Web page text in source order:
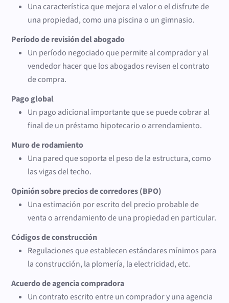
Una característica que mejora el valor o el disfrute de
una propiedad, como una piscina o un gimnasio.
Período de revisión del abogado
Un período negociado que permite al comprador y al
vendedor hacer que los abogados revisen el contrato
de compra.
Pago global
Un pago adicional importante que se puede cobrar al
final de un préstamo hipotecario o arrendamiento.
Muro de rodamiento
Una pared que soporta el peso de la estructura, como
las vigas del techo.
Opinión sobre precios de corredores (BPO)
Una estimación por escrito del precio probable de
venta o arrendamiento de una propiedad en particular.
Códigos de construcción
Regulaciones que establecen estándares mínimos para
la construcción, la plomería, la electricidad, etc.
Acuerdo de agencia compradora
Un contrato escrito entre un comprador y una agencia